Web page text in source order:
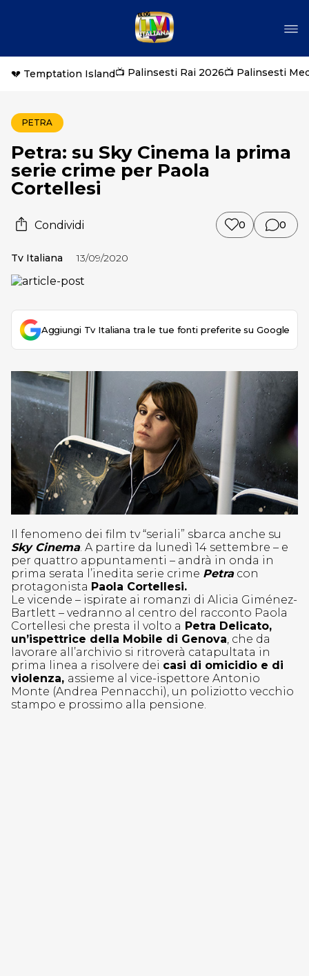
💔 Temptation Island📺 Palinsesti Rai 2026📺 Palinsesti
PETRA
Petra: su Sky Cinema la prima
serie crime per Paola
Cortellesi
Condividi 0 0
Tv Italiana 13/09/2020
Aggiungi Tv Italiana tra le tue fonti preferite su Google
Il fenomeno dei film tv “seriali” sbarca anche su
Sky Cinema. A partire da lunedì 14 settembre – e
per quattro appuntamenti – andrà in onda in
prima serata l’inedita serie crime Petracon
protagonista Paola Cortellesi.
Le vicende – ispirate ai romanzi di Alicia Giménez-
Bartlett – vedranno al centro del racconto Paola
Cortellesi che presta il volto a Petra Delicato,
un’ispettrice della Mobile di Genova, che da
lavorare all’archivio si ritroverà catapultata in
prima linea a risolvere dei casi di omicidio e di
violenza, assieme al vice-ispettore Antonio
Monte (Andrea Pennacchi), un poliziotto vecchio
stampo e prossimo alla pensione.